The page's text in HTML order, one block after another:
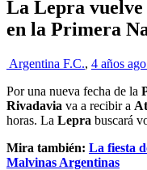
La Lepra
en la Primera
Argentina F.C., 4 años ago
Por una nueva fecha de la
Rivadavia va a recibir a
horas. La Lepra buscará
Mira también: La fiesta
Malvinas Argentinas